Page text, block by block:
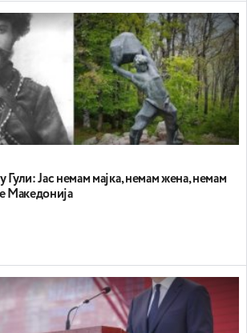
Јас немам мајка, немам жена, немам
е Македонија